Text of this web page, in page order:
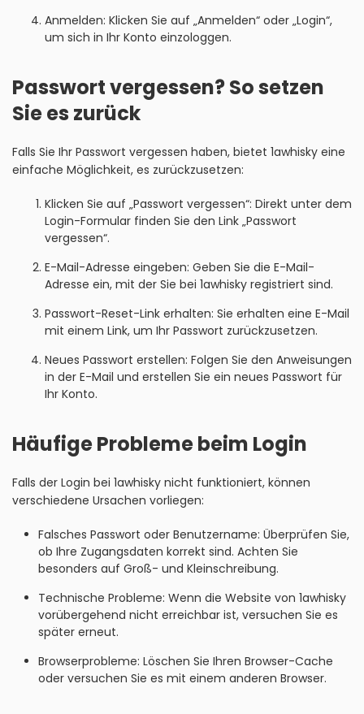
Anmelden: Klicken Sie auf „Anmelden“ oder „Login“,
um sich in Ihr Konto einzologgen.
Passwort vergessen? So setzen
Sie es zurück
Falls Sie Ihr Passwort vergessen haben, bietet 1awhisky eine
einfache Möglichkeit, es zurückzusetzen:
Klicken Sie auf „Passwort vergessen“: Direkt unter dem
Login-Formular finden Sie den Link „Passwort
vergessen“.
E-Mail-Adresse eingeben: Geben Sie die E-Mail-
Adresse ein, mit der Sie bei 1awhisky registriert sind.
Passwort-Reset-Link erhalten: Sie erhalten eine E-Mail
mit einem Link, um Ihr Passwort zurückzusetzen.
Neues Passwort erstellen: Folgen Sie den Anweisungen
in der E-Mail und erstellen Sie ein neues Passwort für
Ihr Konto.
Häufige Probleme beim Login
Falls der Login bei 1awhisky nicht funktioniert, können
verschiedene Ursachen vorliegen:
Falsches Passwort oder Benutzername: Überprüfen Sie,
ob Ihre Zugangsdaten korrekt sind. Achten Sie
besonders auf Groß- und Kleinschreibung.
Technische Probleme: Wenn die Website von 1awhisky
vorübergehend nicht erreichbar ist, versuchen Sie es
später erneut.
Browserprobleme: Löschen Sie Ihren Browser-Cache
oder versuchen Sie es mit einem anderen Browser.